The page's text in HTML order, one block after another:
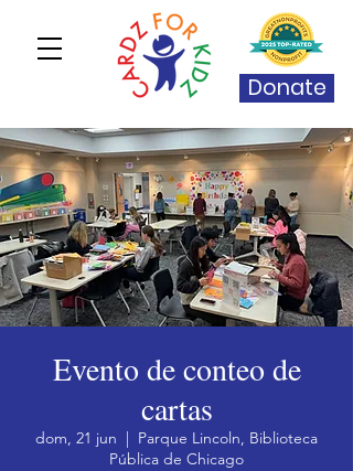
Donate
Evento de conteo de
cartas
dom, 21 jun
  |
Parque Lincoln, Biblioteca
Pública de Chicago